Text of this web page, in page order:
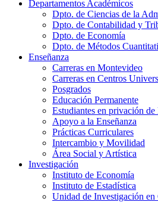
Departamentos Académicos
Dpto. de Ciencias de la
Dpto. de Contabilidad y
Dpto. de Economía
Dpto. de Métodos
Enseñanza
Carreras en Montevideo
Carreras en Centros
Posgrados
Educación Permanente
Estudiantes en privación de
Apoyo a la Enseñanza
Prácticas Curriculares
Intercambio y Movilidad
Área Social y Artística
Investigación
Instituto de Economía
Instituto de Estadística
Unidad de Investigación